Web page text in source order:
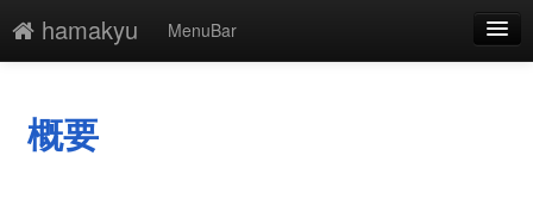
hamakyu
MenuBar
添付
概要